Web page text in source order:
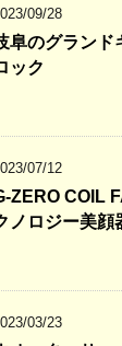
09/28
阜のグランド
ック
07/12
ZERO COIL
ノロジー美顔
03/23